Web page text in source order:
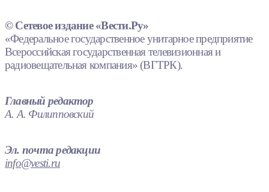
© Сетевое издание «Вести.Ру»
«Федеральное государственное унитарное предприятие
Всероссийская государственная телевизионная и
радиовещательная компания» (ВГТРК).
Главный редактор
А. А. Филипповский
Эл. почта редакции
info@vesti.ru